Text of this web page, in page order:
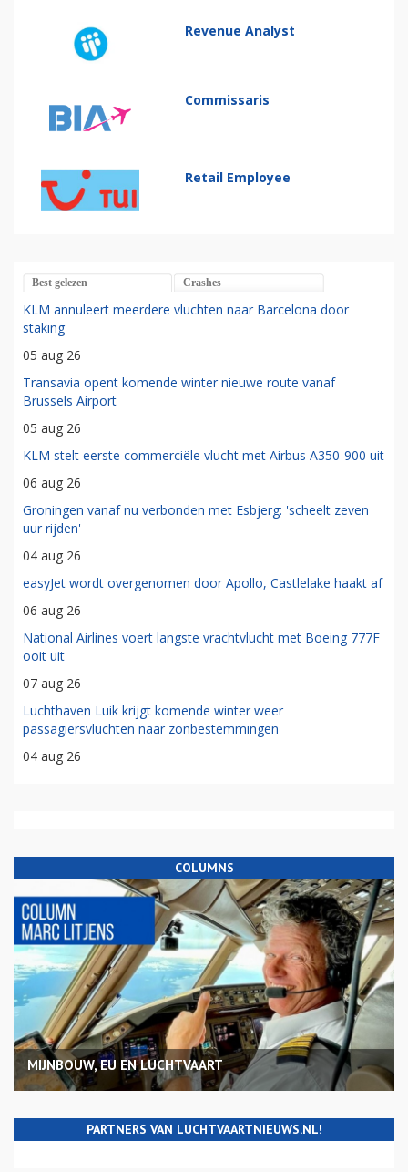
Revenue Analyst
Commissaris
Retail Employee
Best gelezen Crashes
KLM annuleert meerdere vluchten naar Barcelona door
staking
05 aug 26
Transavia opent komende winter nieuwe route vanaf
Brussels Airport
05 aug 26
KLM stelt eerste commerciële vlucht met Airbus A350-900 uit
06 aug 26
Groningen vanaf nu verbonden met Esbjerg: 'scheelt zeven
uur rijden'
04 aug 26
easyJet wordt overgenomen door Apollo, Castlelake haakt af
06 aug 26
National Airlines voert langste vrachtvlucht met Boeing 777F
ooit uit
07 aug 26
Luchthaven Luik krijgt komende winter weer
passagiersvluchten naar zonbestemmingen
04 aug 26
COLUMNS
MIJNBOUW, EU EN LUCHTVAART
PARTNERS VAN LUCHTVAARTNIEUWS.NL!